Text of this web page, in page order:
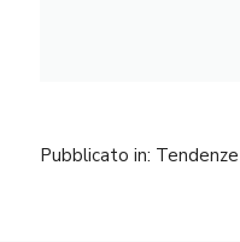
Pubblicato in: Tendenze